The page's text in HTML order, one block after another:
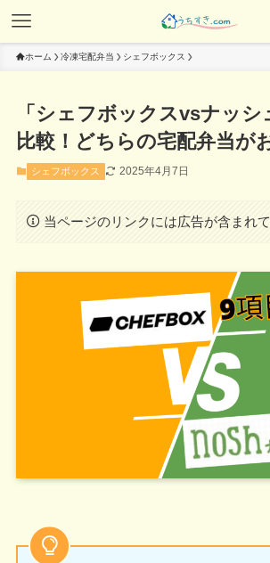
ホーム 冷凍宅配弁当 シェフボックス
「シェフボックスvsナッシ
比較！どちらの宅配弁当が
シェフボックス 2025年4月7日
当ページのリンクには広告が含まれて